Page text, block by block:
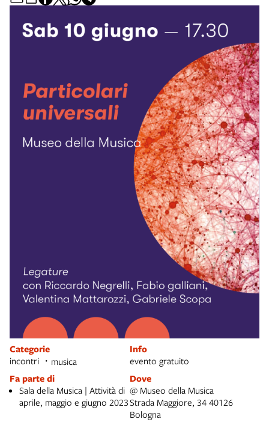
Categorie
incontri musica
Info
evento gratuito
Fa parte di
Sala della Musica | Attività di
aprile, maggio e giugno 2023
Dove
@ Museo della Musica
Strada Maggiore, 34 40126
Bologna